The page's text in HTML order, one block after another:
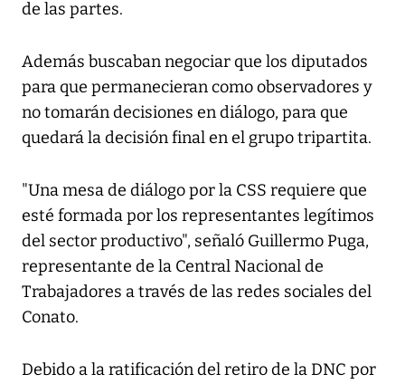
de las partes.
Además buscaban negociar que los diputados
para que permanecieran como observadores y
no tomarán decisiones en diálogo, para que
quedará la decisión final en el grupo tripartita.
"Una mesa de diálogo por la CSS requiere que
esté formada por los representantes legítimos
del sector productivo", señaló Guillermo Puga,
representante de la Central Nacional de
Trabajadores a través de las redes sociales del
Conato.
Debido a la ratificación del retiro de la DNC por